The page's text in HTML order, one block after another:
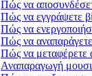
Πώς να
Πώς να εγγράψετε
Πώς να
Πώς να
Πώς να μεταφέρετε
Αναπαραγωγή